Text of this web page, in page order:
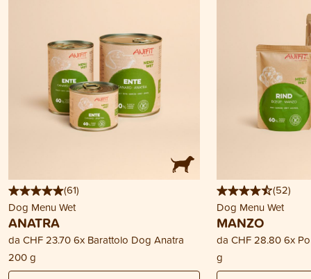
(61)
Dog Menu Wet
ANATRA
da CHF 23.706x Barattolo Dog Anatra
200 g
(52)
Dog Menu Wet
MANZO
da CHF 28.806x
g